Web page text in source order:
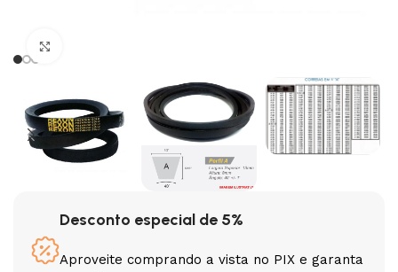
Desconto especial de 5%
Aproveite comprando a vista no PIX e garanta